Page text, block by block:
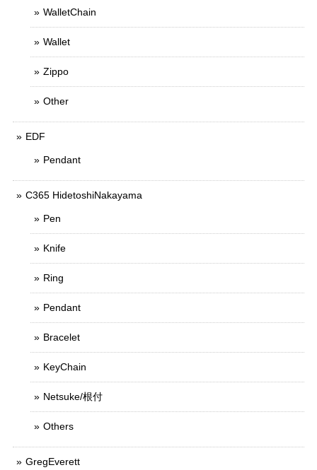
WalletChain
Wallet
Zippo
Other
EDF
Pendant
C365 HidetoshiNakayama
Pen
Knife
Ring
Pendant
Bracelet
KeyChain
Netsuke/根付
Others
GregEverett